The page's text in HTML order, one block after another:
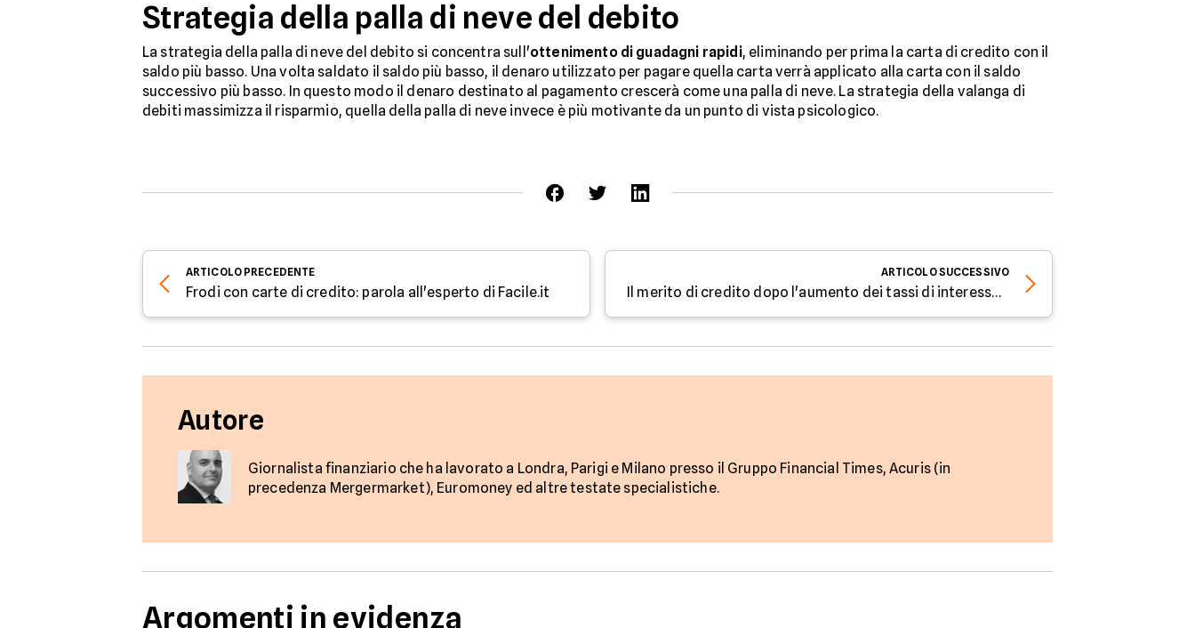
Strategia della palla di neve del debito
La strategia della palla di neve del debito si concentra sull'ottenimento di guadagni rapidi, eliminando per prima la carta di credito con il
saldo più basso. Una volta saldato il saldo più basso, il denaro utilizzato per pagare quella carta verrà applicato alla carta con il saldo
successivo più basso. In questo modo il denaro destinato al pagamento crescerà come una palla di neve. La strategia della valanga di
debiti massimizza il risparmio, quella della palla di neve invece è più motivante da un punto di vista psicologico.
ARTICOLO PRECEDENTE
Frodi con carte di credito: parola all'esperto di Facile.it
ARTICOLOSUCCESSIVO
Il merito di credito dopo l'aumento dei tassi di interesse - Parola all'esperto di Facile.it
Autore
Giornalista finanziario che ha lavorato a Londra, Parigi e Milano presso il Gruppo Financial Times, Acuris (in
precedenza Mergermarket), Euromoney ed altre testate specialistiche.
Argomenti in evidenza